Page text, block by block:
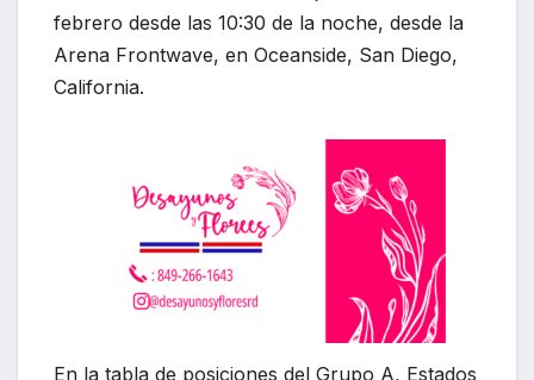
febrero desde las 10:30 de la noche, desde la
Arena Frontwave, en Oceanside, San Diego,
California.
En la tabla de posiciones del Grupo A, Estados